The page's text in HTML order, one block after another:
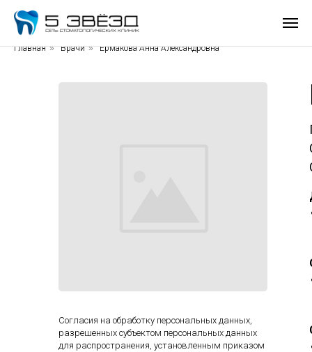
Главная » Врачи » Ермакова Анна Александровна
Согласия на обработку персональных данных,
разрешенных субъектом персональных данных
для распространения, установленным приказом